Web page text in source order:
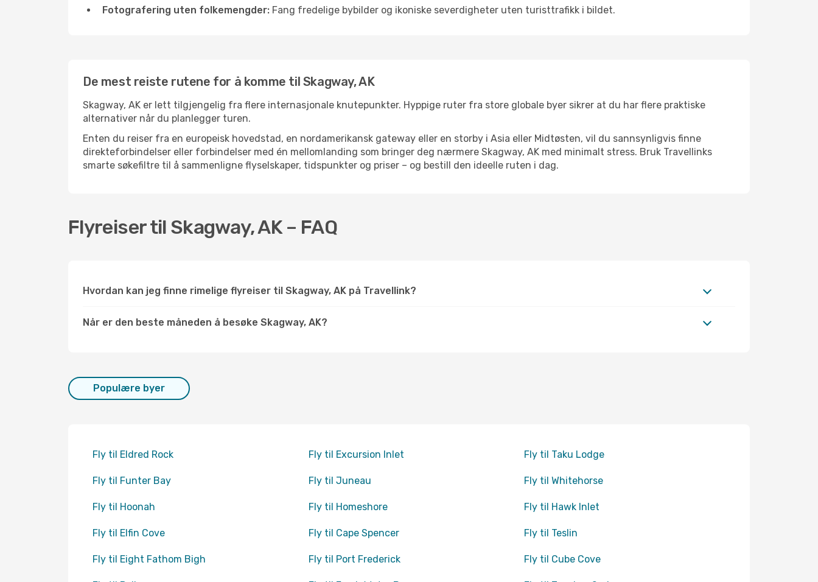
Fotografering uten folkemengder: Fang fredelige bybilder og ikoniske severdigheter uten turisttrafikk i bildet.
De mest reiste rutene for å komme til Skagway, AK
Skagway, AK er lett tilgjengelig fra flere internasjonale knutepunkter. Hyppige ruter fra store globale byer sikrer at du har flere praktiske
alternativer når du planlegger turen.
Enten du reiser fra en europeisk hovedstad, en nordamerikansk gateway eller en storby i Asia eller Midtøsten, vil du sannsynligvis finne
direkteforbindelser eller forbindelser med én mellomlanding som bringer deg nærmere Skagway, AK med minimalt stress. Bruk Travellinks
smarte søkefiltre til å sammenligne flyselskaper, tidspunkter og priser – og bestill den ideelle ruten i dag.
Flyreiser til Skagway, AK – FAQ
Hvordan kan jeg finne rimelige flyreiser til Skagway, AK på Travellink?
Når er den beste måneden å besøke Skagway, AK?
Populære byer
Fly til Eldred Rock Fly til Excursion Inlet Fly til Taku Lodge
Fly til Funter Bay Fly til Juneau Fly til Whitehorse
Fly til Hoonah Fly til Homeshore Fly til Hawk Inlet
Fly til Elfin Cove Fly til Cape Spencer Fly til Teslin
Fly til Eight Fathom Bigh Fly til Port Frederick Fly til Cube Cove